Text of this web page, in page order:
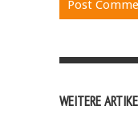
WEITERE